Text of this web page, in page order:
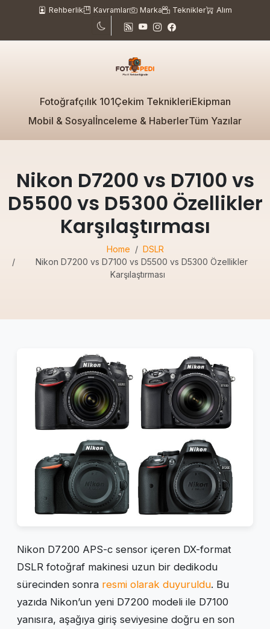
Rehberlik Kavramlar Marka Teknikler Alım
Fotoğrafçılık 101Çekim TeknikleriEkipman
Mobil & Sosyalİnceleme & HaberlerTüm Yazılar
Nikon D7200 vs D7100 vs
D5500 vs D5300 Özellikler
Karşılaştırması
Home
DSLR
Nikon D7200 vs D7100 vs D5500 vs D5300 Özellikler
Karşılaştırması
Nikon D7200 APS-c sensor içeren DX-format
DSLR fotoğraf makinesi uzun bir dedikodu
sürecinden sonra resmi olarak duyuruldu. Bu
yazıda Nikon’un yeni D7200 modeli ile D7100
yanısıra, aşağıya giriş seviyesine doğru en son